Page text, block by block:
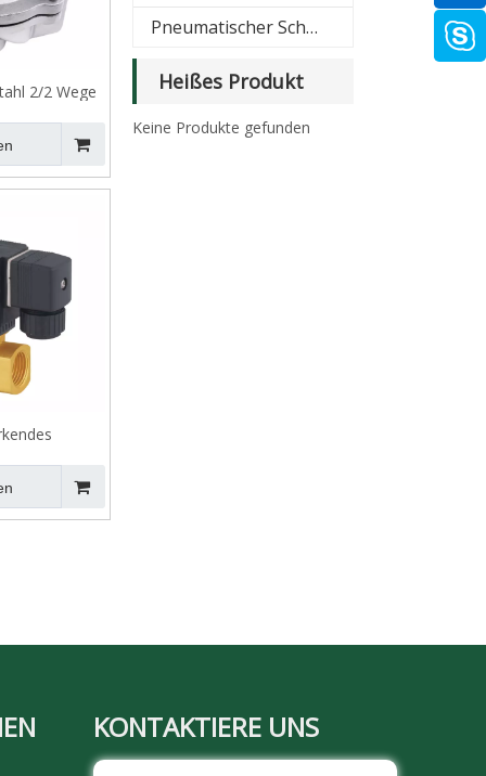
2/2 Wege
Pneumatischer Schalldämpfer
Heißes Produkt
Keine Produkte gefunden
KONTAKTIERE UNS